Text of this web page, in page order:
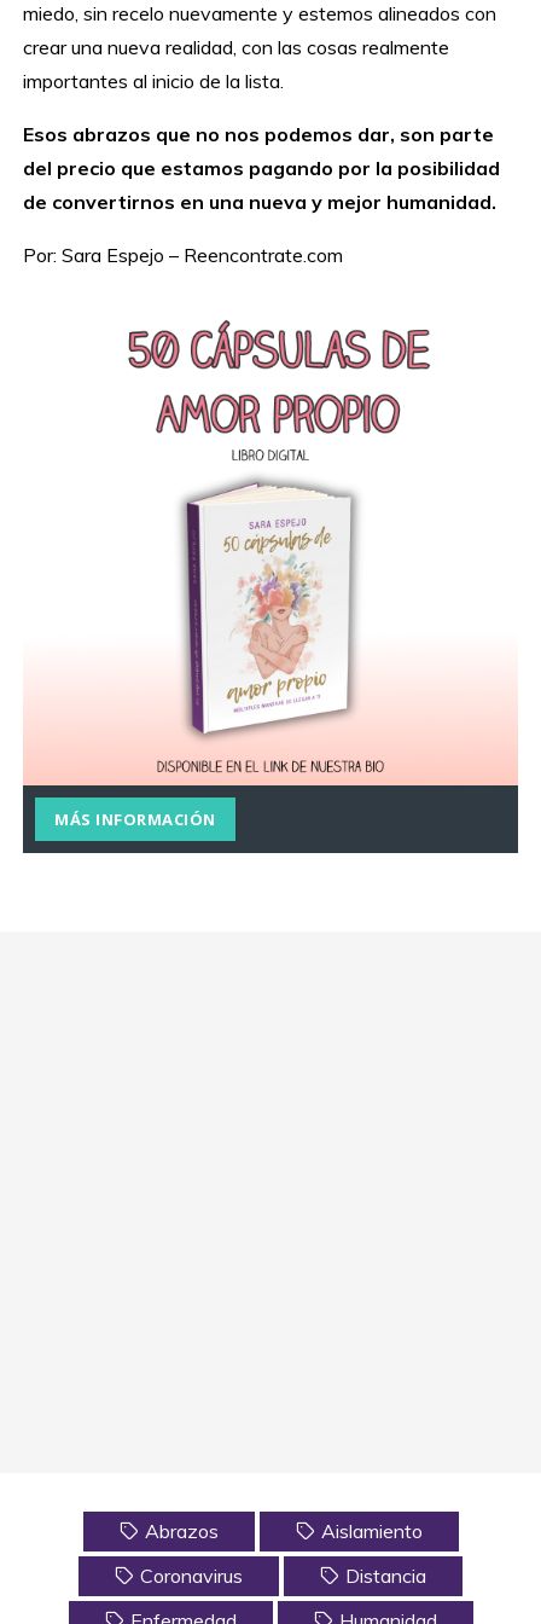
miedo, sin recelo nuevamente y estemos alineados con
crear una nueva realidad, con las cosas realmente
importantes al inicio de la lista.
Esos abrazos que no nos podemos dar, son parte
del precio que estamos pagando por la posibilidad
de convertirnos en una nueva y mejor humanidad.
Por: Sara Espejo – Reencontrate.com
MÁS INFORMACIÓN
Abrazos
Aislamiento
Coronavirus
Distancia